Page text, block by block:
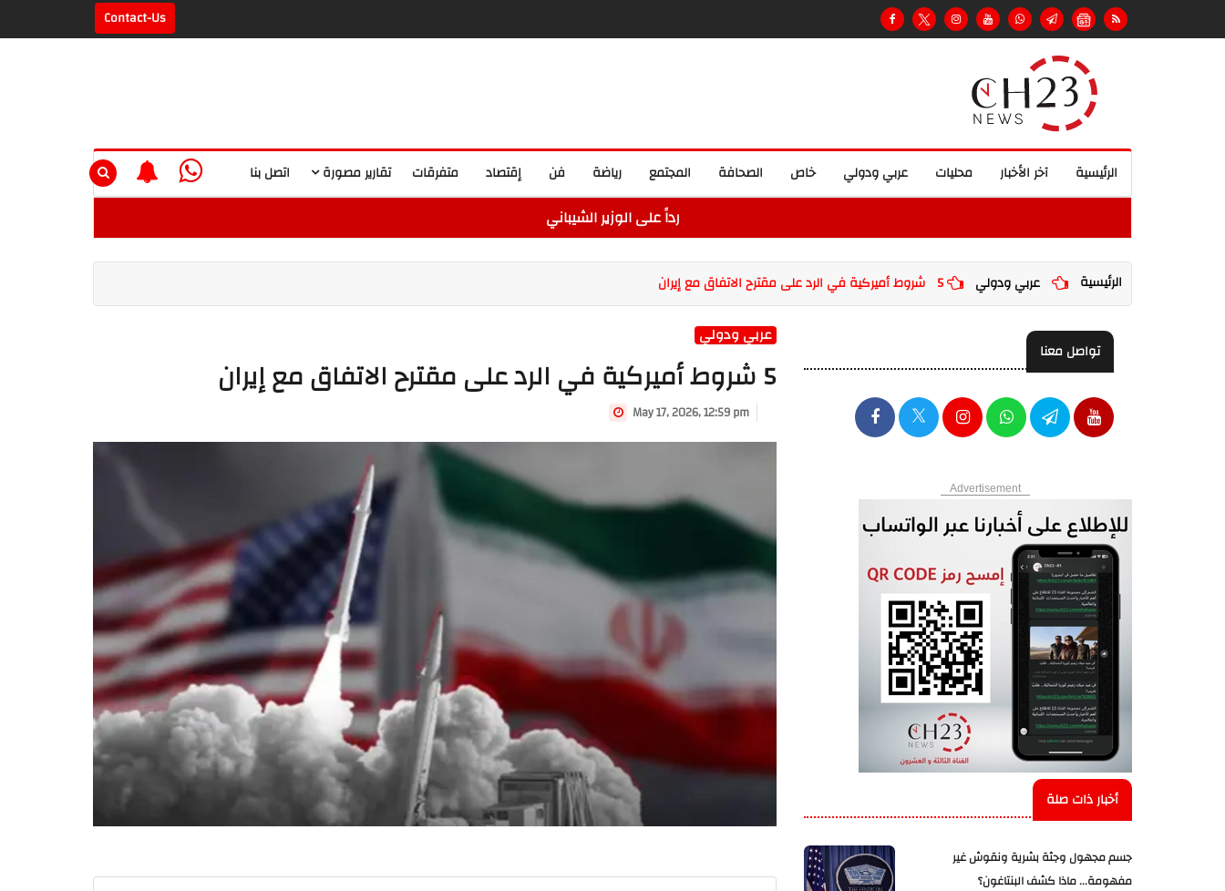
Contact-Us
اتصل بنا تقارير مصورة متفرقات إقتصاد فن رياضة المجتمع الصحافة خاص عربي ودولي محليات آخر الأخبار الرئيسية
رداً على الوزير الشيباني
الرئيسية عربي ودولي 5 شروط أميركية في الرد على مقترح الاتفاق مع إيران
عربي ودولي
5 شروط أميركية في الرد على مقترح الاتفاق مع إيران
May 17, 2026, 12:59 pm
تواصل معنا
Advertisement
أخبار ذات صلة
جسم مجهول وجثة بشرية ونقوش غير
مفهومة... ماذا كشف البنتاغون؟